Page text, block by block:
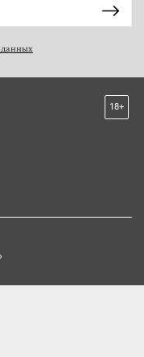
данных
18+